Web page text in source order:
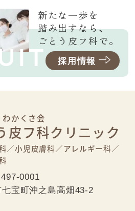
新たな一歩を
踏み出すなら、
ごとう皮フ科で。
採用情報
わかくさ会
皮フ科クリニック
／小児皮膚科／アレルギー科／
497-0001
宝町沖之島高畑43-2